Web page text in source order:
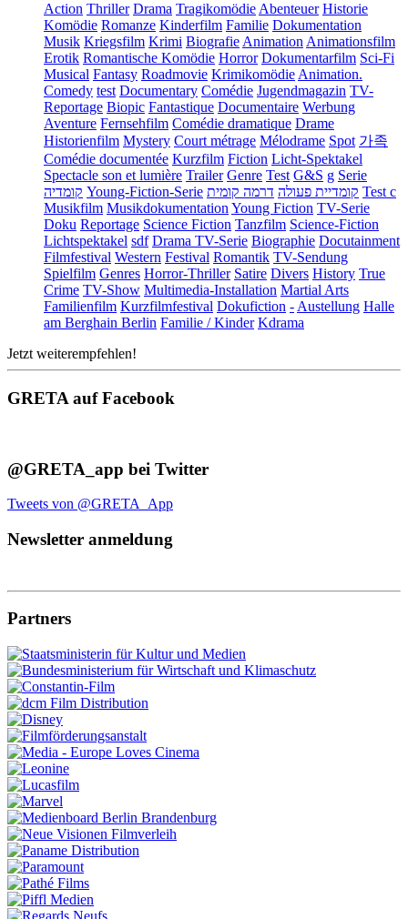
Action Thriller Drama TragikomödieAbenteuer Historie
Komödie Romanze Kinderfilm Familie Dokumentation
Musik Kriegsfilm Krimi BiografieAnimationAnimationsfilm
Erotik Romantische Komödie Horror Dokumentarfilm Sci-Fi
Musical Fantasy Roadmovie KrimikomödieAnimation.
Comedy test Documentary Comédie Jugendmagazin TV-
Reportage Biopic Fantastique Documentaire Werbung
Aventure Fernsehfilm Comédie dramatique Drame
Historienfilm Mystery Court métrage Mélodrame Spot 가족
Comédie documentée Kurzfilm Fiction Licht-Spektakel
Spectacle son et lumière Trailer Genre Test G&S g Serie
קומדיה Young-Fiction-Serie קומדיית פעולה דרמה קומית
Test c
Musikfilm MusikdokumentationYoung Fiction TV-Serie
Doku Reportage Science Fiction Tanzfilm Science-Fiction
Lichtspektakel sdf Drama TV-Serie Biographie Docutainment
Filmfestival Western Festival Romantik TV-Sendung
Spielfilm Genres Horror-Thriller Satire Divers History True
Crime TV-Show Multimedia-Installation Martial Arts
Familienfilm Kurzfilmfestival Dokufiction -Austellung Halle
am Berghain Berlin Familie / Kinder Kdrama
Jetzt weiterempfehlen!
GRETA auf Facebook
@GRETA_app bei Twitter
Tweets von @GRETA_App
Newsletter anmeldung
Partners